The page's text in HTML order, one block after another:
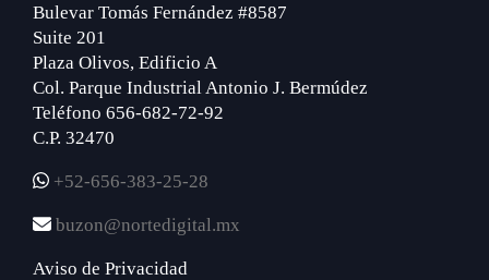
Bulevar Tomás Fernández #8587
Suite 201
Plaza Olivos, Edificio A
Col. Parque Industrial Antonio J. Bermúdez
Teléfono 656-682-72-92
C.P. 32470
+52-656-383-25-28
buzon@nortedigital.mx
Aviso de Privacidad